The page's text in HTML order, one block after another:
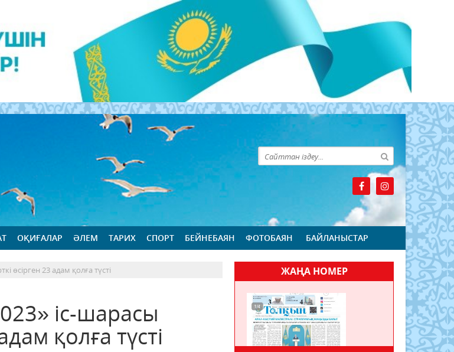
ОҚИҒАЛАР ӘЛЕМ ТАРИХ СПОРТ БЕЙНЕБАЯН ФОТОБАЯН БАЙЛАНЫСТАР
өсірген 23 адам қолға түсті
іс-шарасы
қолға түсті
ЖАҢА НОМЕР